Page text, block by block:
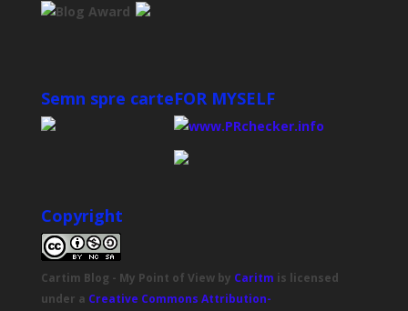
Semn spre carteFOR MYSELF
Copyright
Cartim Blog - My Point of Viewby Caritm is licensed
under a Creative Commons Attribution-